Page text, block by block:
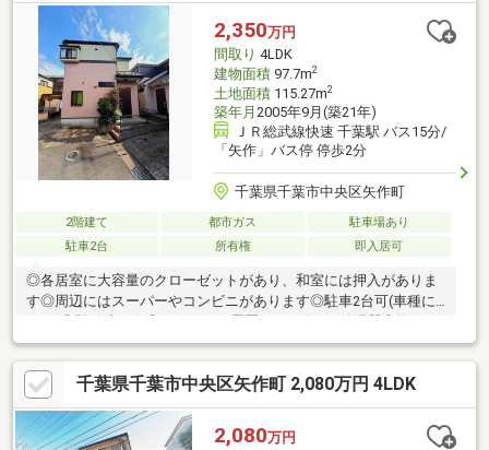
の1)■ ご希望の住まい探しをお手伝いします ━━━━━・・・物
件の詳細・ご相談はお気軽にお問い合わせください。
2,350万円
間取り 4LDK
建物面積97.7m2
土地面積115.27m2
築年月 2005年9月(築21年)
ＪＲ総武線快速 千葉駅 バス15分/
「矢作」バス停 停歩2分
千葉県千葉市中央区矢作町
2階建て 都市ガス
駐車場あり
駐車2台
所有権 即入居可
◎各居室に大容量のクローゼットがあり、和室には押入がありま
す◎周辺にはスーパーやコンビニがあります◎駐車2台可(車種に
希望の住まい探しをお手伝いします ━━━━━・・・物件の詳
細・ご相談はお気軽にお問い合わせください。
千葉県千葉市中央区矢作町 2,080万円 4LDK
2,080万円